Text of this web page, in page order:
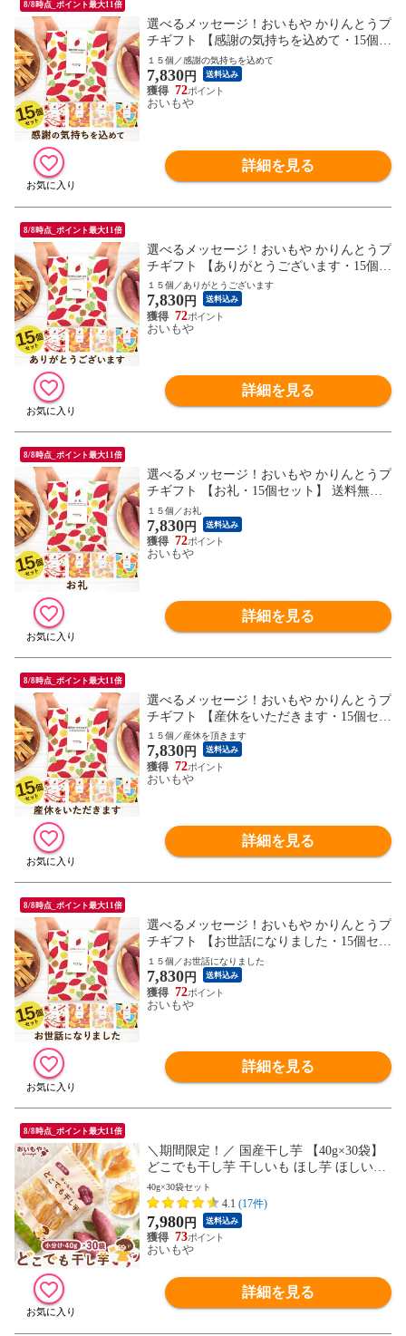
8/8時点_ポイント最大11倍
選べるメッセージ！おいもや かりんとうプ
チギフト 【感謝の気持ちを込めて・15個セ
ット】 送料無料 人気 スイーツ お菓子 産
休 お祝い返し お返し 芋けんぴ ※指定O
K！
１５個／感謝の気持ちを込めて
7,830円 送料込み
72
おいもや
詳細を見る
8/8時点_ポイント最大11倍
選べるメッセージ！おいもや かりんとうプ
チギフト 【ありがとうございます・15個セ
ット】 送料無料 人気 スイーツ お菓子 産
休 お祝い返し お返し 芋けんぴ ※指定O
K！
１５個／ありがとうございます
7,830円 送料込み
72
おいもや
詳細を見る
8/8時点_ポイント最大11倍
選べるメッセージ！おいもや かりんとうプ
チギフト 【お礼・15個セット】 送料無料
人気 スイーツ お菓子 産休 お祝い返し お
返し 芋けんぴ ※指定OK！
１５個／お礼
7,830円 送料込み
72
おいもや
詳細を見る
8/8時点_ポイント最大11倍
選べるメッセージ！おいもや かりんとうプ
チギフト 【産休をいただきます・15個セッ
ト】 送料無料 人気 スイーツ お菓子 産休
お祝い返し お返し 芋けんぴ ※指定OK！
１５個／産休を頂きます
7,830円 送料込み
72
おいもや
詳細を見る
8/8時点_ポイント最大11倍
選べるメッセージ！おいもや かりんとうプ
チギフト 【お世話になりました・15個セッ
ト】 送料無料 人気 スイーツ お菓子 産休
お祝い返し お返し 芋けんぴ ※指定OK！
１５個／お世話になりました
7,830円 送料込み
72
おいもや
詳細を見る
8/8時点_ポイント最大11倍
＼期間限定！／ 国産干し芋 【40g×30袋】
どこでも干し芋 干しいも ほし芋 ほしいも
無添加 和菓子 お菓子 スイーツ 国産 さつ
まいも 送料無料 ※ご指定日にお届け
40g×30袋セット
4.1 (17件)
7,980円 送料込み
73
おいもや
詳細を見る